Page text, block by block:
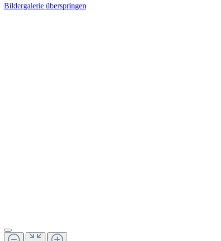
Bildergalerie überspringen